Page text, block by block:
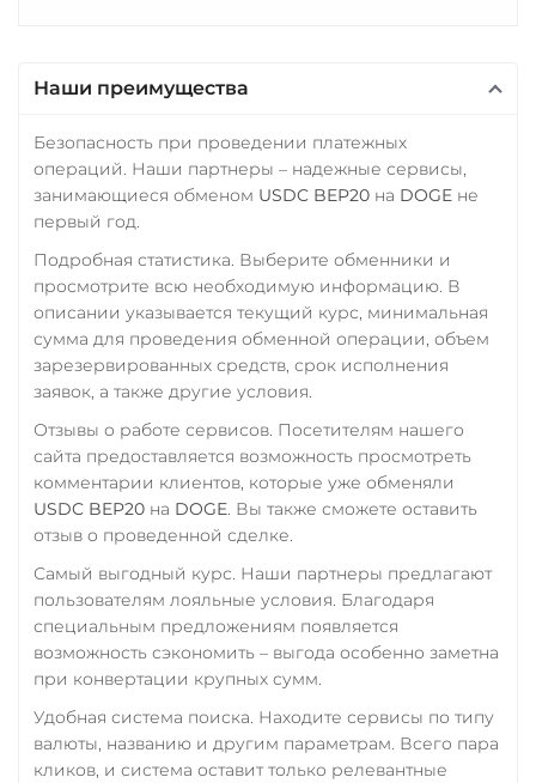
Наши преимущества
Безопасность при проведении платежных
операций. Наши партнеры – надежные сервисы,
занимающиеся обменом USDC BEP20 на DOGE не
первый год.
Подробная статистика. Выберите обменники и
просмотрите всю необходимую информацию. В
описании указывается текущий курс, минимальная
сумма для проведения обменной операции, объем
зарезервированных средств, срок исполнения
заявок, а также другие условия.
Отзывы о работе сервисов. Посетителям нашего
сайта предоставляется возможность просмотреть
комментарии клиентов, которые уже обменяли
USDC BEP20 на DOGE. Вы также сможете оставить
отзыв о проведенной сделке.
Самый выгодный курс. Наши партнеры предлагают
пользователям лояльные условия. Благодаря
специальным предложениям появляется
возможность сэкономить – выгода особенно заметна
при конвертации крупных сумм.
Удобная система поиска. Находите сервисы по типу
валюты, названию и другим параметрам. Всего пара
кликов, и система оставит только релевантные